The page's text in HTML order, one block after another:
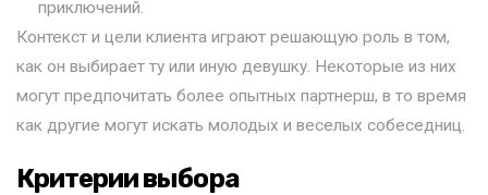
приключений.
Контекст и цели клиента играют решающую роль в том,
как он выбирает ту или иную девушку. Некоторые из них
могут предпочитать более опытных партнерш, в то время
как другие могут искать молодых и веселых собеседниц.
Критерии выбора